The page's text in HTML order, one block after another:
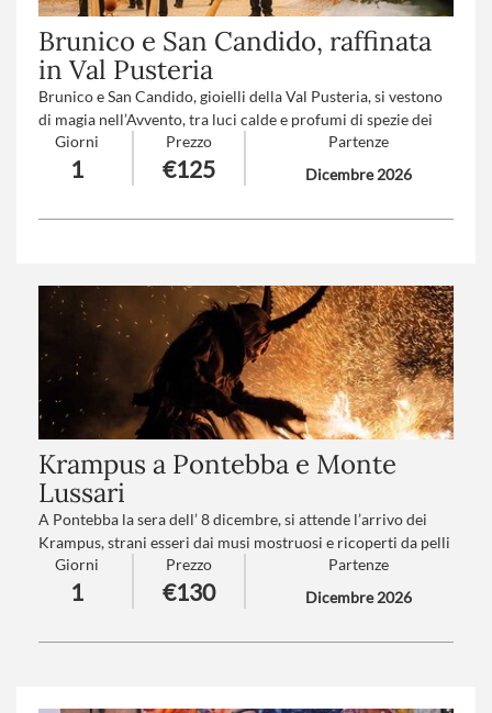
Brunico e San Candido, raffinata
in Val Pusteria
Brunico e San Candido, gioielli della Val Pusteria, si vestono
di magia nell’Avvento, tra luci calde e profumi di spezie dei
mercatini di Natale. Per chi ama gli ambienti da favola,
l’atmosfera romantica e il buongusto dell’Alto Adige.
Trattamento: Pranzo in ristorante
Giorni
1
Prezzo
€125
Partenze
Dicembre 2026
Krampus a Pontebba e Monte
Lussari
A Pontebba la sera dell’ 8 dicembre, si attende l’arrivo dei
Krampus, strani esseri dai musi mostruosi e ricoperti da pelli
e pellicce, in una rumorosa sfilata la cui tradizione si perde
nella notte dei tempi.
Trattamento:Pranzo in ristorante
Giorni
1
Prezzo
€130
Partenze
Dicembre 2026